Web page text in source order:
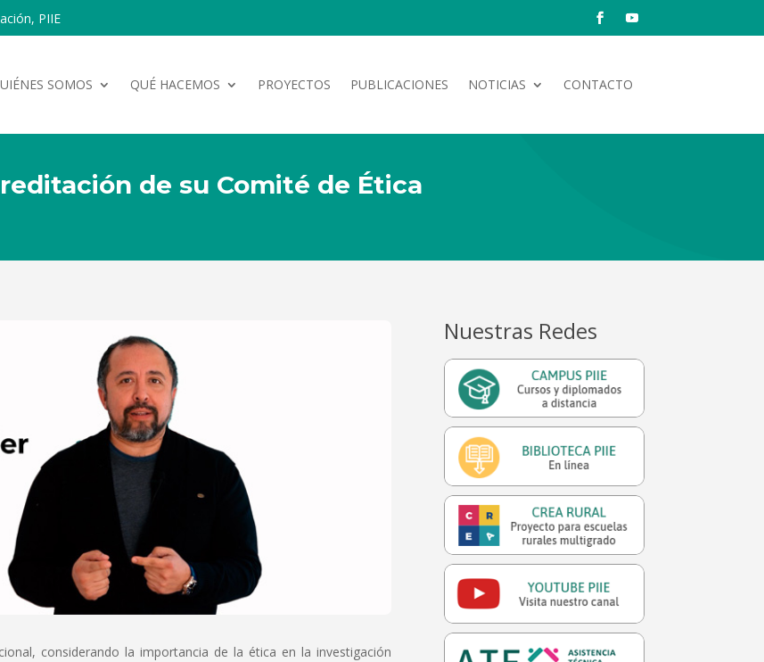
PIIE
SOMOS QUÉ HACEMOS PROYECTOS PUBLICACIONES NOTICIAS CONTACTO
de su Comité de Ética
considerando la importancia de la ética en la investigación
Nuestras Redes